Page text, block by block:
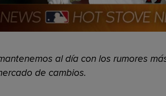
al día con los rumores
de cambios.